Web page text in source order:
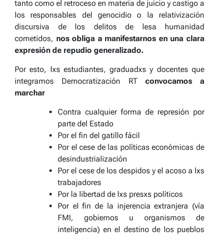
tanto como el retroceso en materia de juicio y castigo a
los responsables del genocidio o la relativización
discursiva de los delitos de lesa humanidad
cometidos, nos obliga a manifestarnos en una clara
expresión de repudio generalizado.
Por esto, lxs estudiantes, graduadxs y docentes que
integramos Democratización RT convocamos a
marchar
Contra cualquier forma de represión por
parte del Estado
Por el fin del gatillo fácil
Por el cese de las políticas económicas de
desindustrialización
Por el cese de los despidos y el acoso a lxs
trabajadores
Por la libertad de lxs presxs políticos
Por el fin de la injerencia extranjera (vía
FMI, gobiernos u organismos de
inteligencia) en el destino de los pueblos